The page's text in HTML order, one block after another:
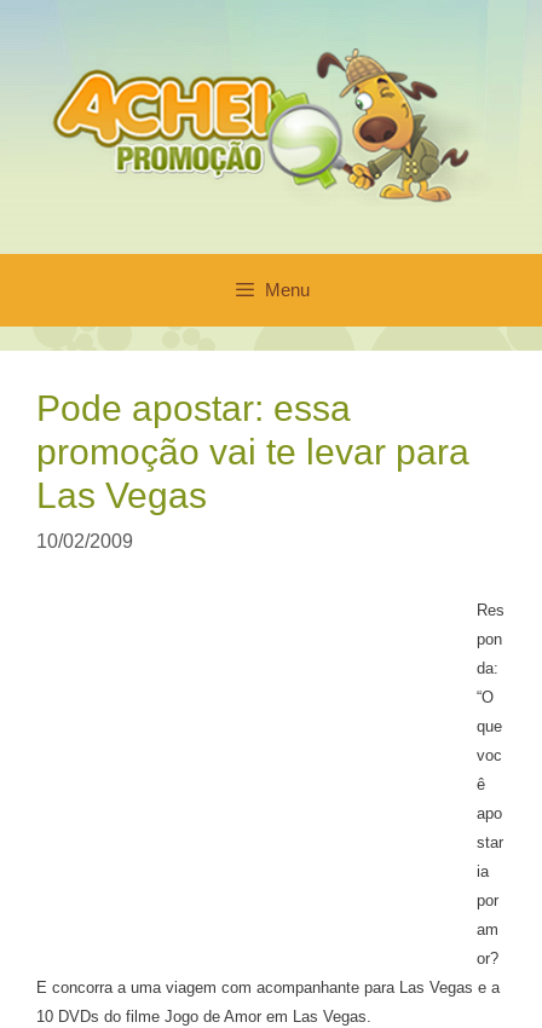
conteúdo
Menu
Pode apostar: essa
promoção vai te levar para
Las Vegas
10/02/2009
Res
pon
da:
“O
que
voc
ê
apo
star
ia
por
am
or?
E concorra a uma viagem com acompanhante para Las Vegas e a
10 DVDs do filme Jogo de Amor em Las Vegas.